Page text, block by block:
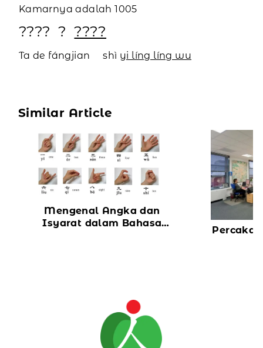
Kamarnya adalah 1005
???? ? ????
Ta de fángjian shì yi líng líng wu
Similar Article
Mengenal Angka dan
Isyarat dalam Bahasa